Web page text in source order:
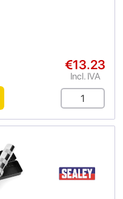
€13.23
Incl. IVA